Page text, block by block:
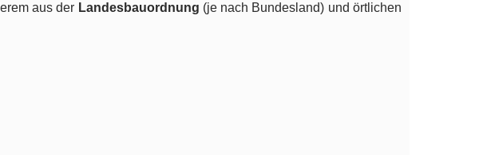
aus der Landesbauordnung (je nach Bundesland) und örtlichen